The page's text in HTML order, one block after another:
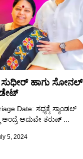
ಸುಧೀರ್ ಹಾಗು ಸೋನಲ್
Date: ಸಧ್ಯಕ್ಕೆ ಸ್ಯಾಂಡಲ್
ಅದುವೇ ತರುಣ್ ...
5, 2024